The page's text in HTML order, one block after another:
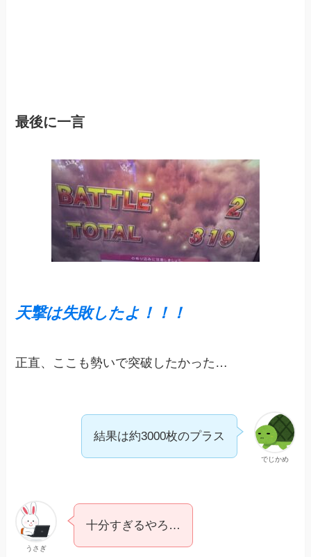
最後に一言
天撃は失敗したよ！！！
正直、ここも勢いで突破したかった…
でじかめ
結果は約3000枚のプラス
うさぎ
十分すぎるやろ…